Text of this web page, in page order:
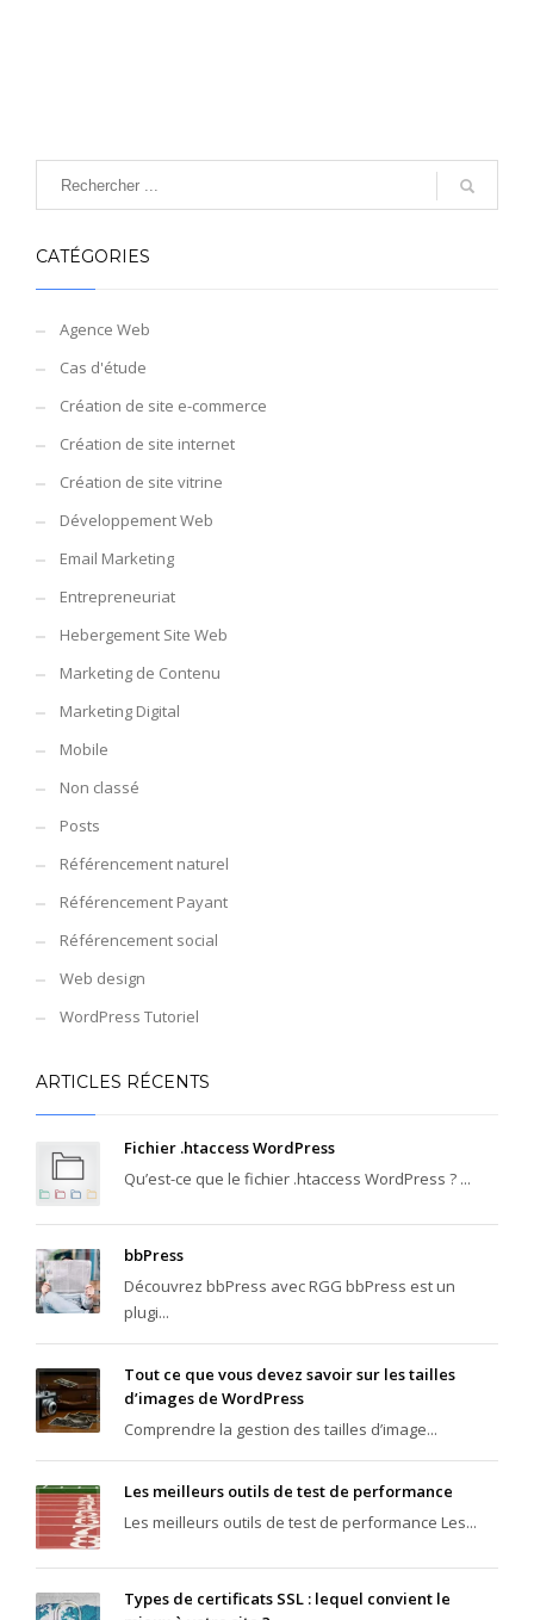
CATÉGORIES
Agence Web
Cas d'étude
Création de site e-commerce
Création de site internet
Création de site vitrine
Développement Web
Email Marketing
Entrepreneuriat
Hebergement Site Web
Marketing de Contenu
Marketing Digital
Mobile
Non classé
Posts
Référencement naturel
Référencement Payant
Référencement social
Web design
WordPress Tutoriel
ARTICLES RÉCENTS
Fichier .htaccess WordPress
Qu’est-ce que le fichier .htaccess WordPress ? ...
bbPress
Découvrez bbPress avec RGG bbPress est un
plugi...
Tout ce que vous devez savoir sur les tailles
d’images de WordPress
Comprendre la gestion des tailles d’image...
Les meilleurs outils de test de performance
Les meilleurs outils de test de performance Les...
Types de certificats SSL : lequel convient le